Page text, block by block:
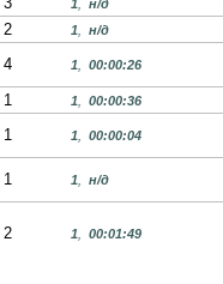
1 н/д
2 1 н/д
4 1 00:00:26
1 1 00:00:36
1 1 00:00:04
1 1 н/д
2 1 00:01:49